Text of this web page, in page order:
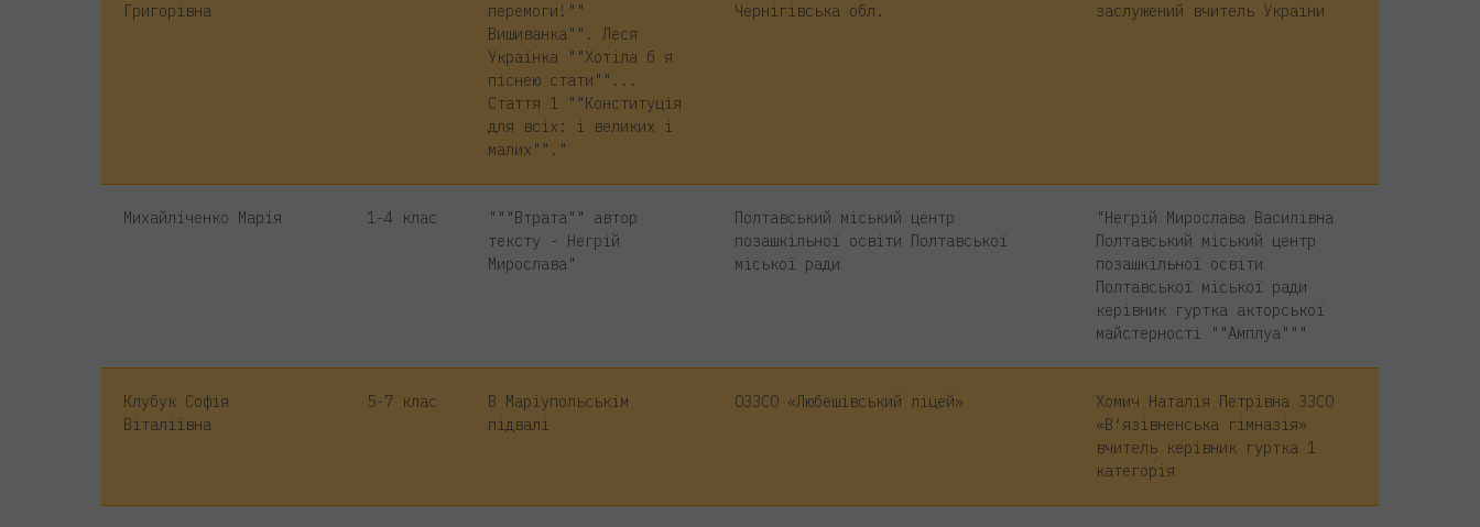
Григорівна
перемоги!""
Вишиванка"". Леся
Українка ""Хотіла б я
піснею стати""...
Стаття 1 ""Конституція
для всіх: і великих і
малих""."
Чернігівська обл.
заслужений вчитель України
Михайліченко Марія 1-4 клас
"""Втрата"" автор
тексту - Негрій
Мирослава"
Полтавський міський центр
позашкільної освіти Полтавської
міської ради
"Негрій Мирослава Василівна
Полтавський міський центр
позашкільної освіти
Полтавської міської ради
керівник гуртка акторської
майстерності ""Амплуа"""
Клубук Софія
Віталіївна
5-7 клас
В Маріупольськім
підвалі
ОЗЗСО «Любешівський ліцей»
Хомич Наталія Петрівна ЗЗСО
«В‘язівненська гімназія»
вчитель керівник гуртка 1
категорія